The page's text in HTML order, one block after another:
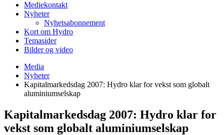
Mediekontakt
Nyheter
Nyhetsabonnement
Kort om Hydro
Temasider
Bilder og video
Media
Nyheter
Kapitalmarkedsdag 2007: Hydro klar for vekst som globalt
aluminiumselskap
Kapitalmarkedsdag 2007: Hydro klar for
vekst som globalt aluminiumselskap